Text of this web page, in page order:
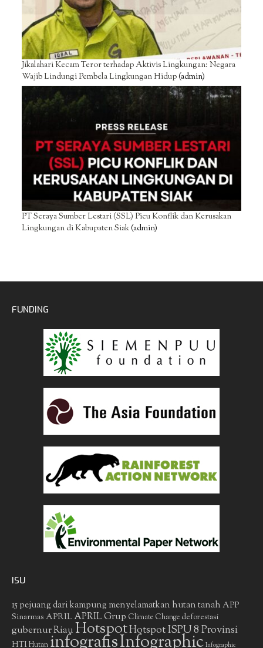
Jikalahari Kecam Teror terhadap Aktivis Lingkungan: Negara
Wajib Lindungi Pembela Lingkungan Hidup(admin)
PT Seraya Sumber Lestari (SSL) Picu Konflik dan Kerusakan
Lingkungan di Kabupaten Siak(admin)
FUNDING
ISU
15 pejuang dari kampung menyelamatkan hutan tanah APP
Sinarmas APRIL APRIL Grup Climate Change deforestasi
gubernur RiauHotspotHotspot ISPU 8 Provinsi
HTIHutan infografisInfographic Infographic